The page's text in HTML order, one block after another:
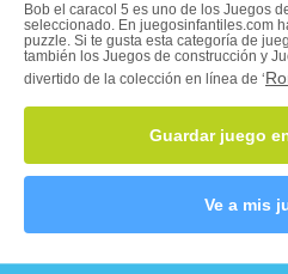
Bob el caracol 5 es uno de los Juegos
seleccionado. En juegosinfantiles.com
puzzle. Si te gusta esta categoría de
también los Juegos de construcción y
divertido de la colección en línea de ‘
Guardar juego
Ve a mis